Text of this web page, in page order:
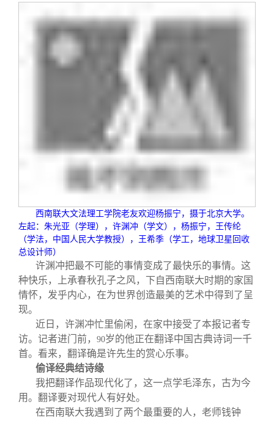
西南联大文法理工学院老友欢迎杨振宁，摄于北京大学。
左起：朱光亚（学理），许渊冲（学文），杨振宁，王传纶
（学法，中国人民大学教授），王希季（学工，地球卫星回收
总设计师）
许渊冲把最不可能的事情变成了最快乐的事情。这
种快乐，上承春秋孔子之风，下自西南联大时期的家国
情怀，发乎内心，在为世界创造最美的艺术中得到了呈
现。
近日，许渊冲忙里偷闲，在家中接受了本报记者专
访。记者进门前， 90岁的他正在翻译中国古典诗词一千
首。看来，翻译确是许先生的赏心乐事。
偷译经典结诗缘
我把翻译作品现代化了，这一点学毛泽东，古为今
用。翻译要对现代人有好处。
在西南联大我遇到了两个最重要的人，老师钱钟